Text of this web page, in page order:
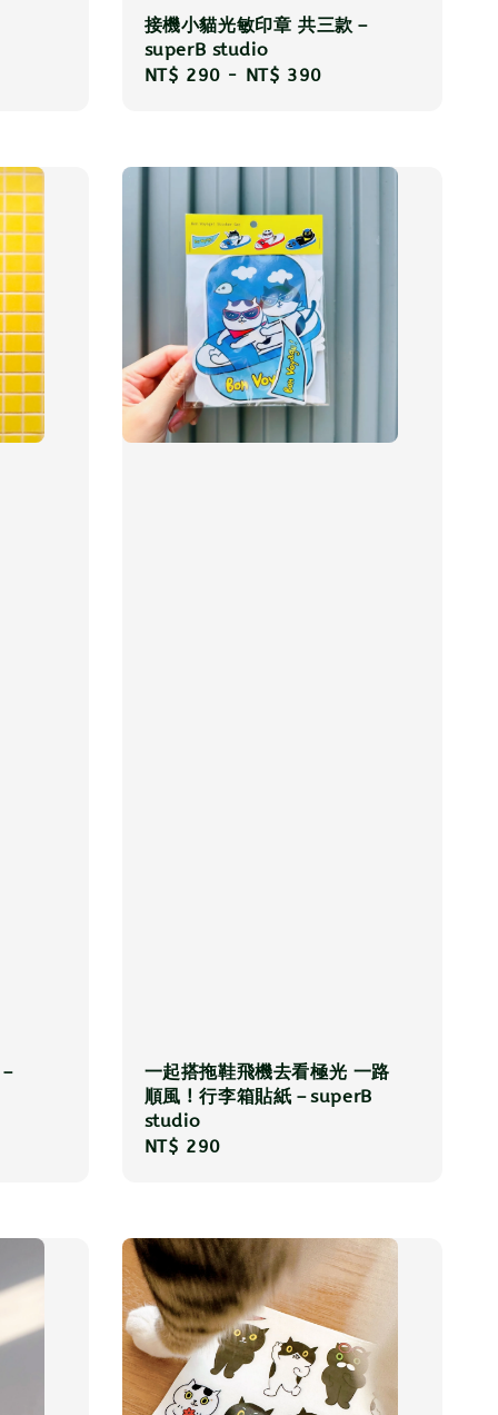
接機小貓光敏印章 共三款－
superB studio
Regular
NT$ 290 - NT$ 390
一起搭拖鞋飛機去看極光 一路
順風 ! 行李箱貼紙－superB
studio
Regular
NT$ 290